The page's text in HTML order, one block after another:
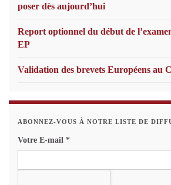
poser dès aujourd’hui
Report optionnel du début de
EP
Validation des brevets Européens au
ABONNEZ-VOUS À NOTRE LISTE DE
Votre E-mail *